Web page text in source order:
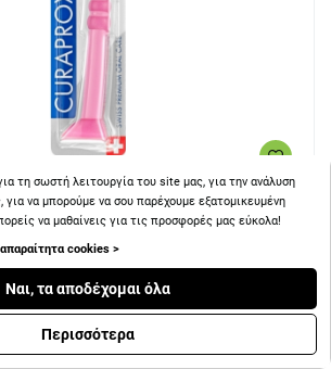
+ 6 Πόντοι
τη σωστή λειτουργία του site μας, για την ανάλυση
να μπορούμε να σου παρέχουμε εξατομικευμένη
να μαθαίνεις για τις προσφορές μας εύκολα!
cookies >
Ναι, τα αποδέχομαι όλα
Περισσότερα